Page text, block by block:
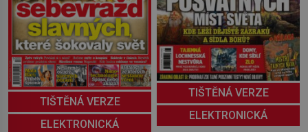
TIŠTĚNÁ VERZE
ELEKTRONICKÁ
TIŠTĚNÁ VERZE
ELEKTRONICKÁ